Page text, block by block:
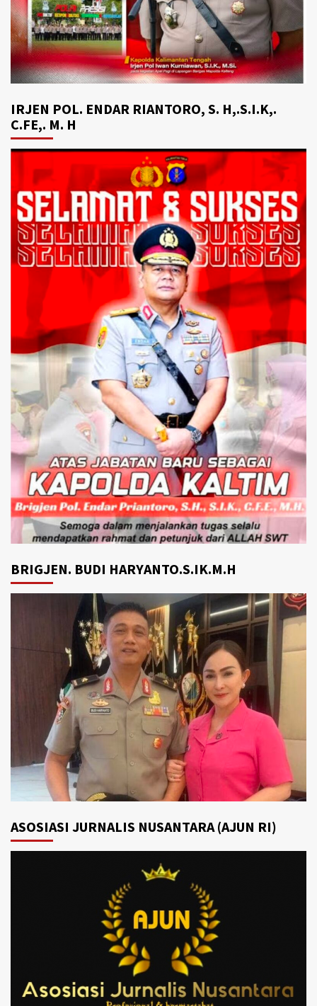
IRJEN POL. ENDAR RIANTORO, S. H,.S.I.K,.
C.FE,. M. H
BRIGJEN. BUDI HARYANTO.S.IK.M.H
ASOSIASI JURNALIS NUSANTARA (AJUN RI)